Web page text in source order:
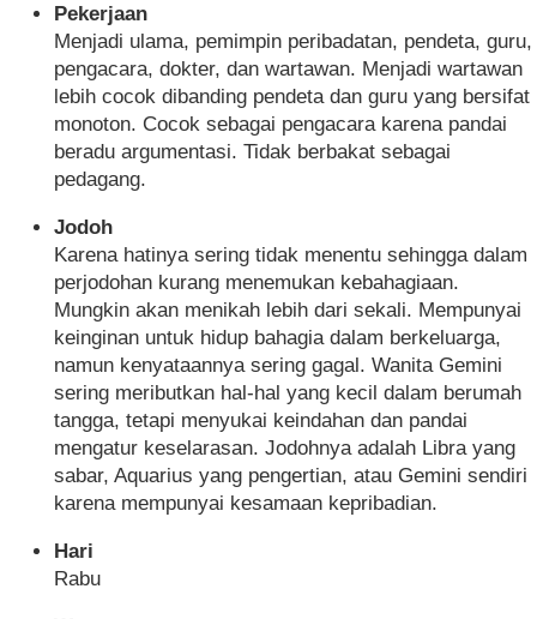
Pekerjaan
Menjadi ulama, pemimpin peribadatan, pendeta, guru,
pengacara, dokter, dan wartawan. Menjadi wartawan
lebih cocok dibanding pendeta dan guru yang bersifat
monoton. Cocok sebagai pengacara karena pandai
beradu argumentasi. Tidak berbakat sebagai
pedagang.
Jodoh
Karena hatinya sering tidak menentu sehingga dalam
perjodohan kurang menemukan kebahagiaan.
Mungkin akan menikah lebih dari sekali. Mempunyai
keinginan untuk hidup bahagia dalam berkeluarga,
namun kenyataannya sering gagal. Wanita Gemini
sering meributkan hal-hal yang kecil dalam berumah
tangga, tetapi menyukai keindahan dan pandai
mengatur keselarasan. Jodohnya adalah Libra yang
sabar, Aquarius yang pengertian, atau Gemini sendiri
karena mempunyai kesamaan kepribadian.
Hari
Rabu